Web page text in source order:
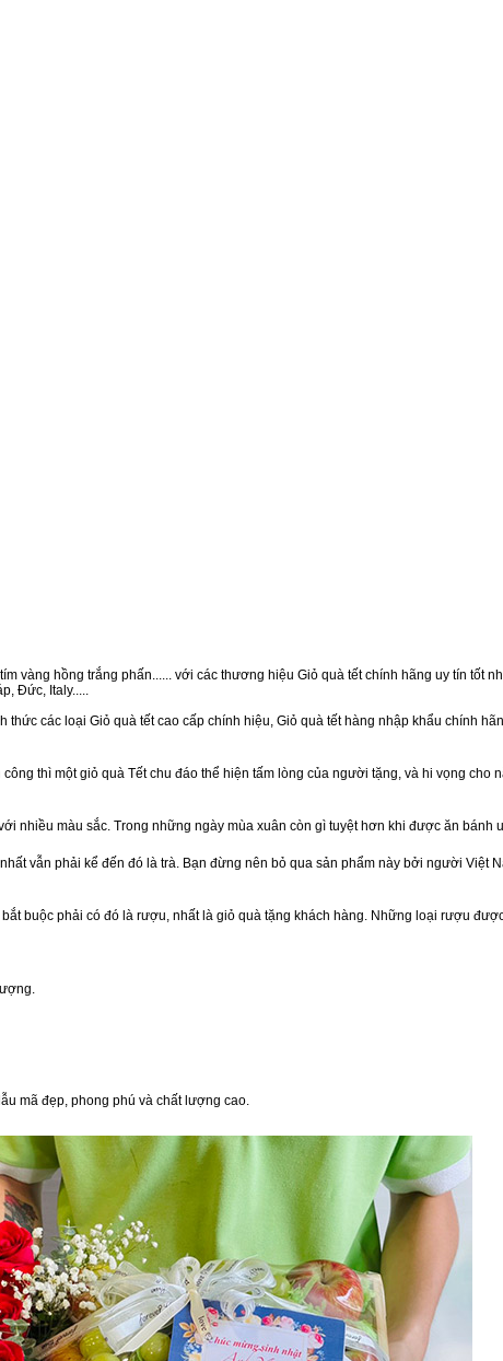
vàng hồng trắng phấn...... với các thương hiệu Giỏ quà tết chính hãng uy tín tốt
Đức, Italy.....
thức các loại Giỏ quà tết cao cấp chính hiệu, Giỏ quà tết hàng nhập khẩu chính
thì một giỏ quà Tết chu đáo thể hiện tấm lòng của người tặng, và hi vọng cho
nhiều màu sắc. Trong những ngày mùa xuân còn gì tuyệt hơn khi được ăn bánh
vẫn phải kể đến đó là trà. Bạn đừng nên bỏ qua sản phẩm này bởi người Việt
buộc phải có đó là rượu, nhất là giỏ quà tặng khách hàng. Những loại rượu
mã đẹp, phong phú và chất lượng cao.